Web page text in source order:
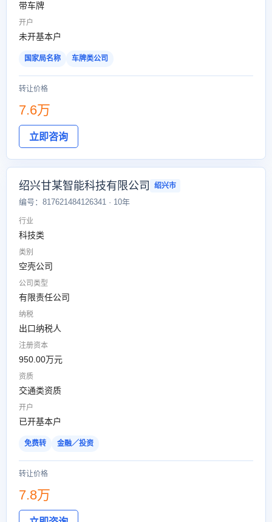
带车牌
开户
未开基本户
国家局名称 车牌类公司
转让价格
7.6万
立即咨询
绍兴甘某智能科技有限公司 绍兴市
编号：817621484126341 · 10年
行业
科技类
类别
空壳公司
公司类型
有限责任公司
纳税
出口纳税人
注册资本
950.00万元
资质
交通类资质
开户
已开基本户
免费转 金融／投资
转让价格
7.8万